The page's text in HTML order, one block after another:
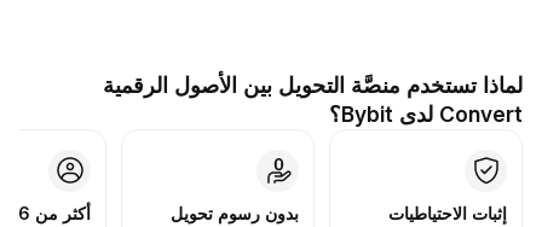
لماذا تستخدم منصَّة التحويل بين الأصول الرقمية
Convert لدى Bybit؟
إثبات الاحتياطيات
بدون رسوم تحويل